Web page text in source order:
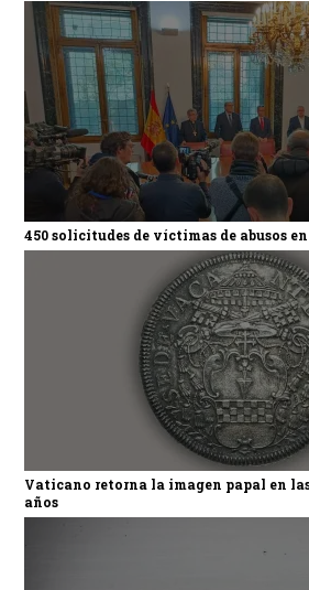
450 solicitudes de víctimas de abusos
Vaticano retorna la imagen papal en
años